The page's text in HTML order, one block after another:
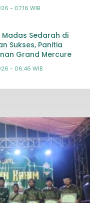
- 07:16 WIB
Madas Sedarah di
Sukses, Panitia
Grand Mercure
- 06:46 WIB